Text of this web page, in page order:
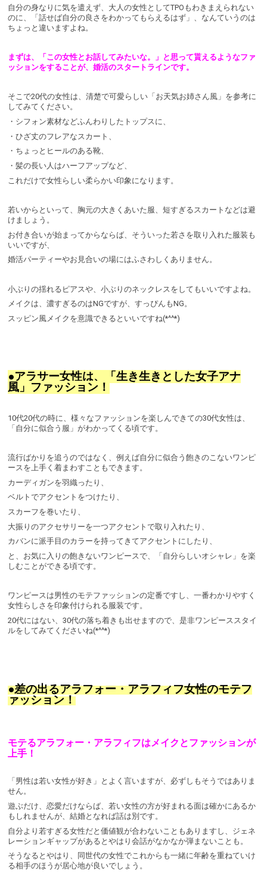
自分の身なりに気を遣えず、大人の女性としてTPOもわきまえられない
のに、「話せば自分の良さをわかってもらえるはず」、なんていうのは
ちょっと違いますよね。
まずは、「この女性とお話してみたいな。」と思って貰えるようなファ
ッションをすることが、婚活のスタートラインです。
そこで20代の女性は、清楚で可愛らしい「お天気お姉さん風」を参考に
してみてください。
・シフォン素材などふんわりしたトップスに、
・ひざ丈のフレアなスカート、
・ちょっとヒールのある靴、
・髪の長い人はハーフアップなど、
これだけで女性らしい柔らかい印象になります。
若いからといって、胸元の大きくあいた服、短すぎるスカートなどは避
けましょう。
お付き合いが始まってからならば、そういった若さを取り入れた服装も
いいですが、
婚活パーティーやお見合いの場にはふさわしくありません。
小ぶりの揺れるピアスや、小ぶりのネックレスをしてもいいですよね。
メイクは、濃すぎるのはNGですが、すっぴんもNG。
スッピン風メイクを意識できるといいですね(*^^*)
●アラサー女性は、「生き生きとした女子アナ
風」ファッション！
10代20代の時に、様々なファッションを楽しんできての30代女性は、
「自分に似合う服」がわかってくる頃です。
流行ばかりを追うのではなく、例えば自分に似合う飽きのこないワンピ
ースを上手く着まわすこともできます。
カーディガンを羽織ったり、
ベルトでアクセントをつけたり、
スカーフを巻いたり、
大振りのアクセサリーを一つアクセントで取り入れたり、
カバンに派手目のカラーを持ってきてアクセントにしたり、
と、お気に入りの飽きないワンピースで、「自分らしいオシャレ」を楽
しむことができる頃です。
ワンピースは男性のモテファッションの定番ですし、一番わかりやすく
女性らしさを印象付けられる服装です。
20代にはない、30代の落ち着きも出せますので、是非ワンピーススタイ
ルをしてみてくださいね(*^^*)
●差の出るアラフォー・アラフィフ女性のモテフ
ァッション！
モテるアラフォー・アラフィフはメイクとファッションが
上手！
「男性は若い女性が好き」とよく言いますが、必ずしもそうではありま
せん。
遊ぶだけ、恋愛だけならば、若い女性の方が好まれる面は確かにあるか
もしれませんが、結婚となれば話は別です。
自分より若すぎる女性だと価値観が合わないこともありますし、ジェネ
レーションギャップがあるとやはり会話がなかなか弾まないことも。
そうなるとやはり、同世代の女性でこれからも一緒に年齢を重ねていけ
る相手のほうが居心地が良いでしょう。